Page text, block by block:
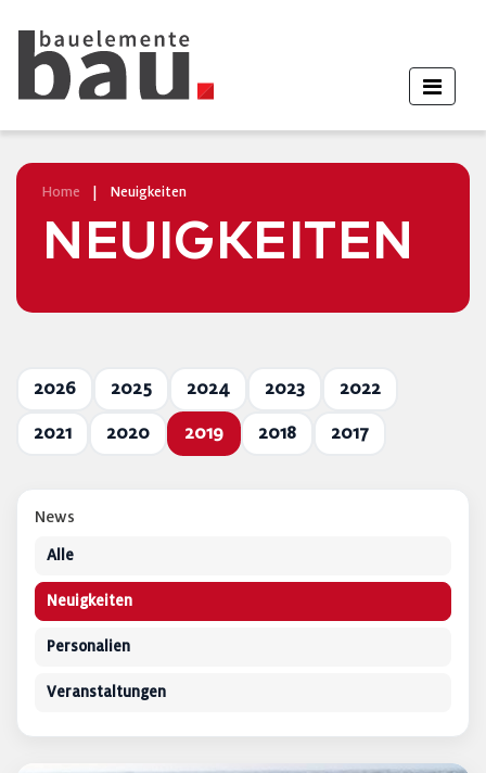
Home Neuigkeiten
NEUIGKEITEN
2026 2025 2024 2023 2022
2021 2020 2019 2018 2017
News
Alle
Neuigkeiten
Personalien
Veranstaltungen